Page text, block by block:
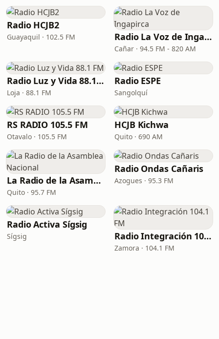
Radio HCJB2
Guayaquil · 102.5 FM Radio La Voz de Ingapirca
Cañar · 94.5 FM - 820 AM
Radio Luz y Vida 88.1 FM
Loja · 88.1 FM
Radio ESPE
Sangolquí
RS RADIO 105.5 FM
Otavalo · 105.5 FM
HCJB Kichwa
Quito · 690 AM
La Radio de la Asamblea Nacional
Quito · 95.7 FM
Radio Ondas Cañaris
Azogues · 95.3 FM
Radio Activa Sígsig
Sígsig Radio Integración 104.1 FM
Zamora · 104.1 FM